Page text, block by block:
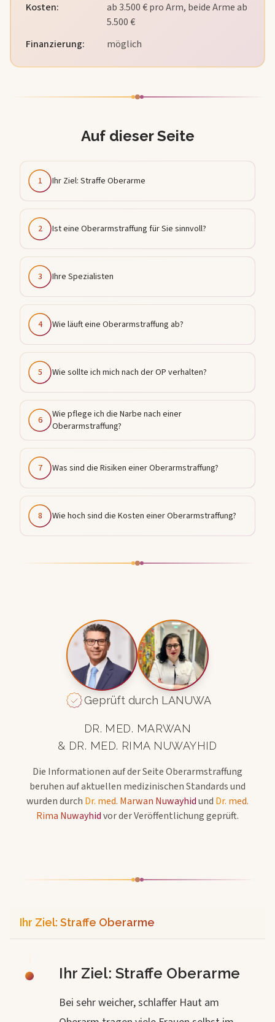
Kosten:
ab 3.500 € pro Arm, beide Arme ab
5.500 €
Finanzierung:
möglich
Auf dieser Seite
1 Ihr Ziel: Straffe Oberarme
2 Ist eine Oberarmstraffung für Sie sinnvoll?
3 Ihre Spezialisten
4 Wie läuft eine Oberarmstraffung ab?
5 Wie sollte ich mich nach der OP verhalten?
6
Wie pflege ich die Narbe nach einer
Oberarmstraffung?
7 Was sind die Risiken einer Oberarmstraffung?
8 Wie hoch sind die Kosten einer Oberarmstraffung?
Geprüft durch LANUWA
DR. MED. MARWAN
& DR. MED. RIMA NUWAYHID
Die Informationen auf der SeiteOberarmstraffung
beruhen auf aktuellen medizinischen Standards und
wurden durch Dr. med. Marwan Nuwayhidund Dr. med.
Rima Nuwayhidvor der Veröffentlichung geprüft.
Ihr Ziel: Straffe Oberarme
Ihr Ziel: Straffe Oberarme
Bei sehr weicher, schlaffer Haut am